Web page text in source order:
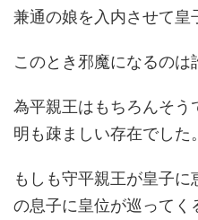
兼通の娘を入内させて皇
このとき邪魔になるのは
為平親王はもちろんそう
明も疎ましい存在でした。
もしも守平親王が皇子
の息子に皇位が巡ってく